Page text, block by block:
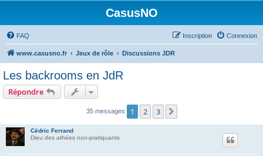
CasusNO
FAQ Connexion
Inscription
www.casusno.fr Jeux de rôle Discussions JDR
Les backrooms en JdR
Répondre
35 messages 1 2 3
Cédric Ferrand
Dieu des athées non-pratiquants